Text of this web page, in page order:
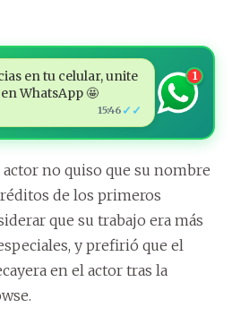
en tu celular, unite
WhatsApp 🤩
15:46 ✓✓
1
no quiso que su nombre
de los primeros
que su trabajo era más
y prefirió que el
en el actor tras la